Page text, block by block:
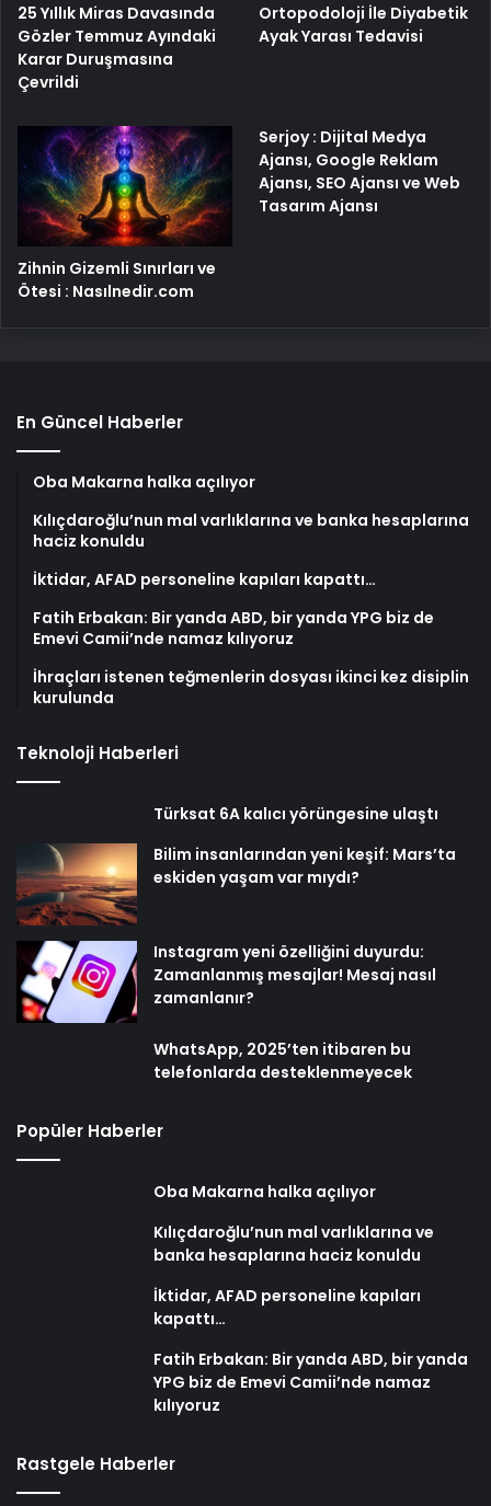
25 Yıllık Miras Davasında
Gözler Temmuz Ayındaki
Karar Duruşmasına
Çevrildi
Ortopodoloji İle Diyabetik
Ayak Yarası Tedavisi
Zihnin Gizemli Sınırları ve
Ötesi : Nasılnedir.com
Serjoy : Dijital Medya
Ajansı, Google Reklam
Ajansı, SEO Ajansı ve Web
Tasarım Ajansı
En Güncel Haberler
Oba Makarna halka açılıyor
Kılıçdaroğlu’nun mal varlıklarına ve banka hesaplarına
haciz konuldu
İktidar, AFAD personeline kapıları kapattı…
Fatih Erbakan: Bir yanda ABD, bir yanda YPG biz de
Emevi Camii’nde namaz kılıyoruz
İhraçları istenen teğmenlerin dosyası ikinci kez disiplin
kurulunda
Teknoloji Haberleri
Türksat 6A kalıcı yörüngesine ulaştı
Bilim insanlarından yeni keşif: Mars’ta
eskiden yaşam var mıydı?
Instagram yeni özelliğini duyurdu:
Zamanlanmış mesajlar! Mesaj nasıl
zamanlanır?
WhatsApp, 2025’ten itibaren bu
telefonlarda desteklenmeyecek
Popüler Haberler
Oba Makarna halka açılıyor
Kılıçdaroğlu’nun mal varlıklarına ve
banka hesaplarına haciz konuldu
İktidar, AFAD personeline kapıları
kapattı…
Fatih Erbakan: Bir yanda ABD, bir yanda
YPG biz de Emevi Camii’nde namaz
kılıyoruz
Rastgele Haberler